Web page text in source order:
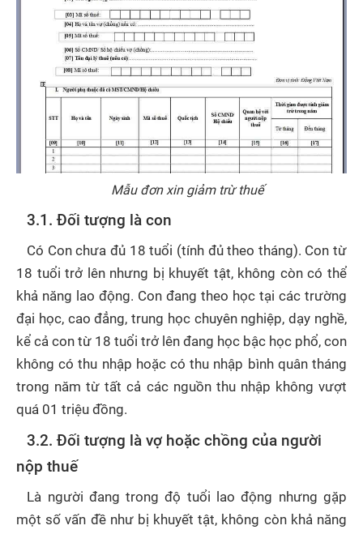
Mẫu đơn xin giảm trừ thuế
3.1. Đối tượng là con
Có Con chưa đủ 18 tuổi (tính đủ theo tháng). Con từ
18 tuổi trở lên nhưng bị khuyết tật, không còn có thể
khả năng lao động. Con đang theo học tại các trường
đại học, cao đẳng, trung học chuyên nghiệp, dạy nghề,
kể cả con từ 18 tuổi trở lên đang học bậc học phổ, con
không có thu nhập hoặc có thu nhập bình quân tháng
trong năm từ tất cả các nguồn thu nhập không vượt
quá 01 triệu đồng.
3.2. Đối tượng là vợ hoặc chồng của người
nộp thuế
Là người đang trong độ tuổi lao động nhưng gặp
một số vấn đề như bị khuyết tật, không còn khả năng